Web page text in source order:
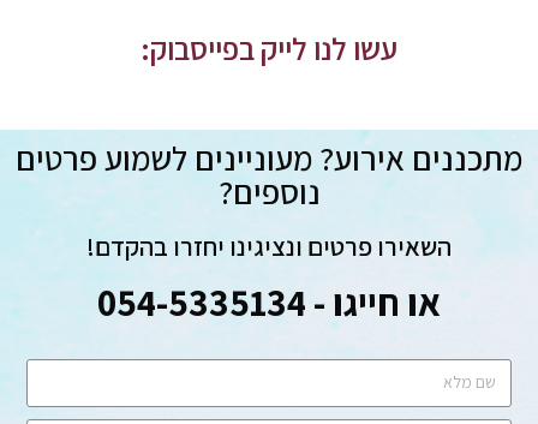
עשו לנו לייק בפייסבוק:
מתכננים אירוע? מעוניינים לשמוע פרטים
נוספים?
השאירו פרטים ונציגינו יחזרו בהקדם!
או חייגו - 054-5335134